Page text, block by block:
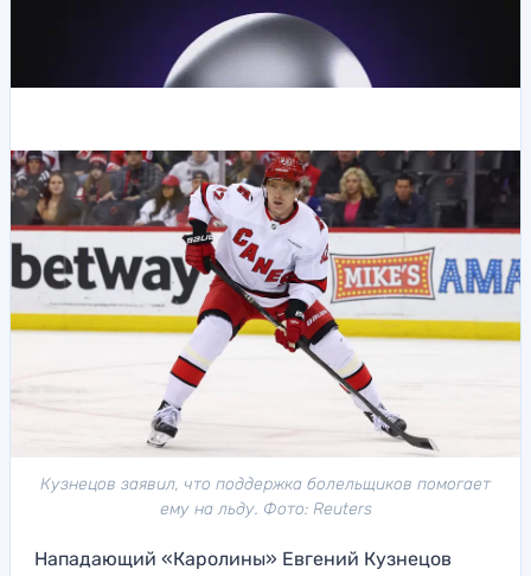
Кузнецов заявил, что поддержка болельщиков помогает
ему на льду. Фото: Reuters
Нападающий «Каролины» Евгений Кузнецов